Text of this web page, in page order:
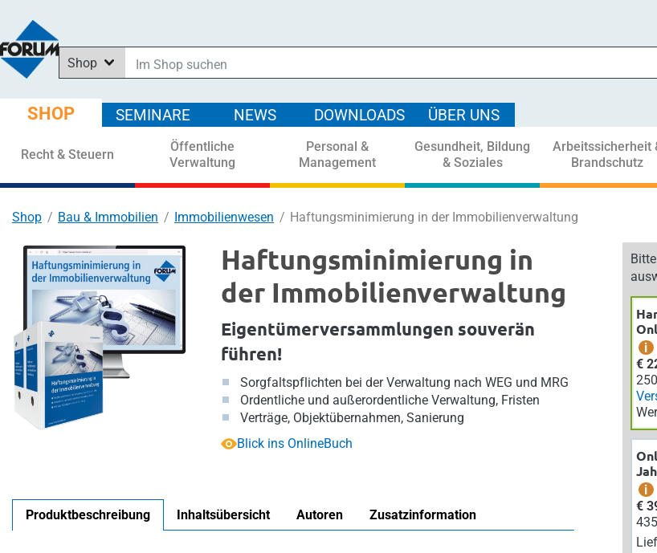
Shop
In News suchen
In Downloads suchen
In Seminaren suchen
SHOP SEMINARE NEWS DOWNLOADS ÜBER UNS
Recht & Steuern
Öffentliche
Verwaltung
Personal &
Management
Gesundheit, Bildung
& Soziales
Arbeitssicherheit
Brandschutz
Shop Bau & Immobilien Immobilienwesen Haftungsminimierung in der Immobilienverwaltung
Haftungsminimierung in
der Immobilienverwaltung
Eigentümerversammlungen souverän
führen!
Sorgfaltspflichten bei der Verwaltung nach WEG und MRG
Ordentliche und außerordentliche Verwaltung, Fristen
Verträge, Objektübernahmen, Sanierung
Blick ins OnlineBuch
i
€
i
€
Produktbeschreibung Inhaltsübersicht Autoren Zusatzinformation